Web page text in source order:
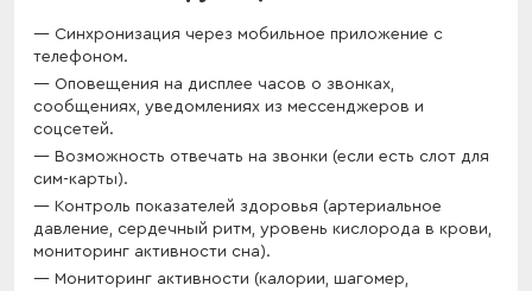
Синхронизация через мобильное приложение с
телефоном.
Оповещения на дисплее часов о звонках,
сообщениях, уведомлениях из мессенджеров и
соцсетей.
Возможность отвечать на звонки (если есть слот для
сим-карты).
Контроль показателей здоровья (артериальное
давление, сердечный ритм, уровень кислорода в крови,
мониторинг активности сна).
Мониторинг активности (калории, шагомер,